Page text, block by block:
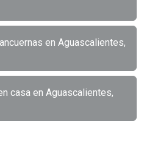
en Aguascalientes,
casa en Aguascalientes,